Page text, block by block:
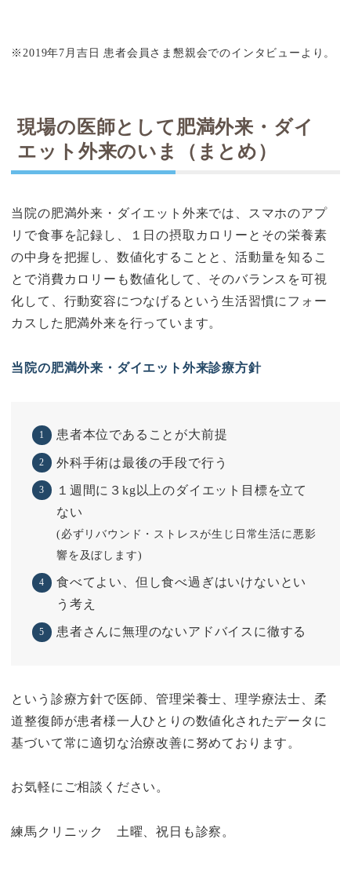
※2019年7月吉日 患者会員さま懇親会でのインタビューより。
現場の医師として肥満外来・ダイ
エット外来のいま（まとめ）
当院の肥満外来・ダイエット外来では、スマホのアプ
リで食事を記録し、１日の摂取カロリーとその栄養素
の中身を把握し、数値化することと、活動量を知るこ
とで消費カロリーも数値化して、そのバランスを可視
化して、行動変容につなげるという生活習慣にフォー
カスした肥満外来を行っています。
当院の肥満外来・ダイエット外来診療方針
患者本位であることが大前提
外科手術は最後の手段で行う
１週間に３kg以上のダイエット目標を立て
ない
(必ずリバウンド・ストレスが生じ日常生活に悪影
響を及ぼします)
食べてよい、但し食べ過ぎはいけないとい
う考え
患者さんに無理のないアドバイスに徹する
という診療方針で医師、管理栄養士、理学療法士、柔
道整復師が患者様一人ひとりの数値化されたデータに
基づいて常に適切な治療改善に努めております。
お気軽にご相談ください。
練馬クリニック 土曜、祝日も診察。